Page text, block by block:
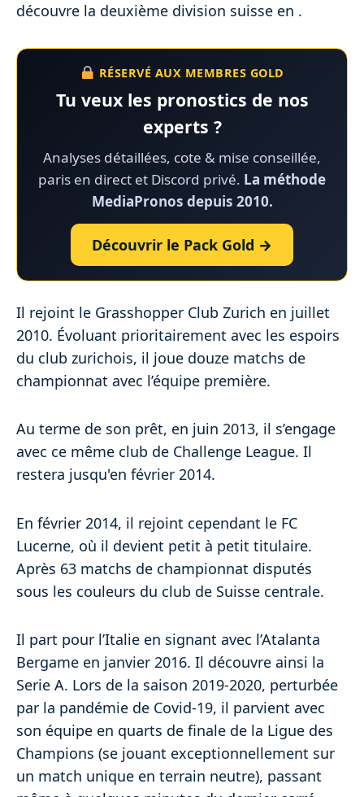
découvre la deuxième division suisse en .
RÉSERVÉ AUX MEMBRES GOLD
Tu veux les pronostics de nos
experts ?
Analyses détaillées, cote & mise conseillée,
paris en direct et Discord privé. La méthode
MediaPronos depuis 2010.
Découvrir le Pack Gold →
Il rejoint le Grasshopper Club Zurich en juillet
2010. Évoluant prioritairement avec les espoirs
du club zurichois, il joue douze matchs de
championnat avec l’équipe première.
Au terme de son prêt, en juin 2013, il s’engage
avec ce même club de Challenge League. Il
restera jusqu'en février 2014.
En février 2014, il rejoint cependant le FC
Lucerne, où il devient petit à petit titulaire.
Après 63 matchs de championnat disputés
sous les couleurs du club de Suisse centrale.
Il part pour l’Italie en signant avec l’Atalanta
Bergame en janvier 2016. Il découvre ainsi la
Serie A. Lors de la saison 2019-2020, perturbée
par la pandémie de Covid-19, il parvient avec
son équipe en quarts de finale de la Ligue des
Champions (se jouant exceptionnellement sur
un match unique en terrain neutre), passant